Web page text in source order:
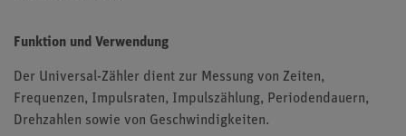
Funktion und Verwendung
Der Universal-Zähler dient zur Messung von Zeiten,
Frequenzen, Impulsraten, Impulszählung, Periodendauern,
Drehzahlen sowie von Geschwindigkeiten.